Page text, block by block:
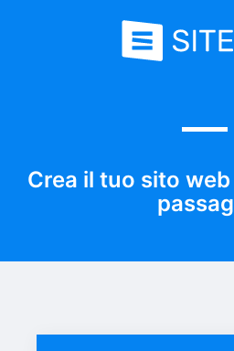
Crea il tuo sito